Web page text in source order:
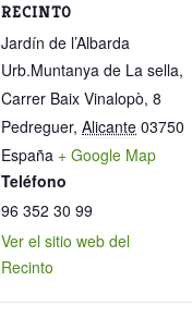
RECINTO
Jardín de l’Albarda
Urb.Muntanya de La sella,
Carrer Baix Vinalopò, 8
Pedreguer, Alicante 03750
España + Google Map
Teléfono
96 352 30 99
Ver el sitio web del
Recinto